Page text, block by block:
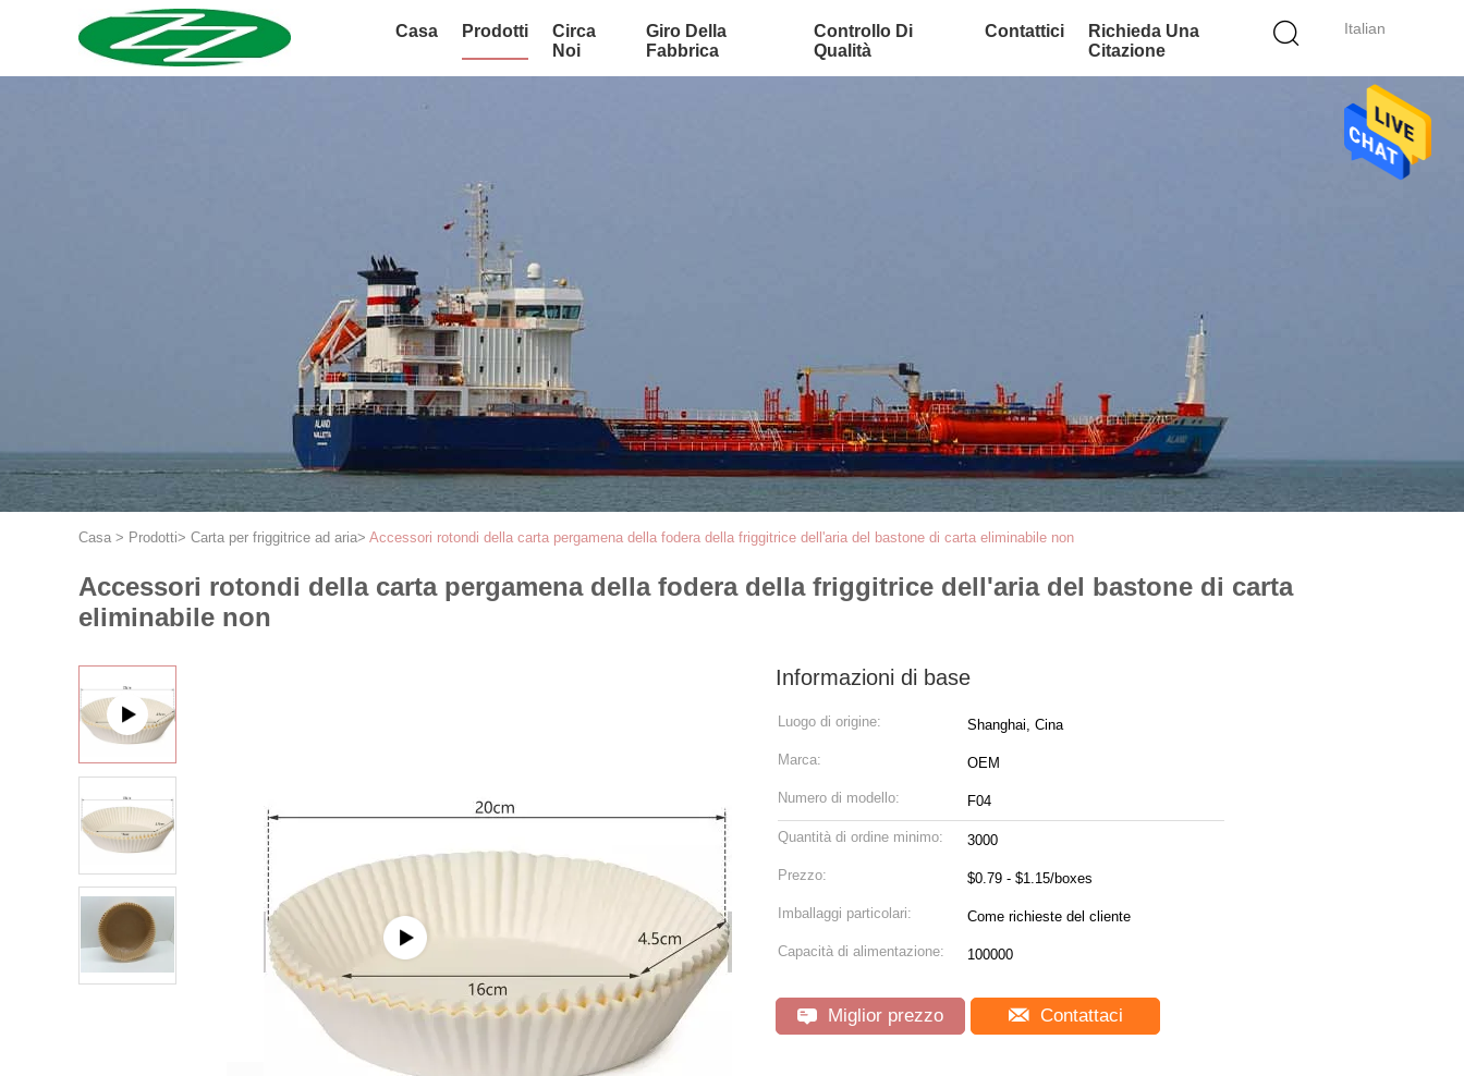
Italian
Casa Prodotti
Circa
Noi
Giro Della
Fabbrica
Controllo Di
Qualità
Contattici
Richieda Una
Citazione
Casa > Prodotti> Carta per friggitrice ad aria> Accessori rotondi della carta pergamena della fodera della friggitrice dell'aria del bastone di carta eliminabile non
Accessori rotondi della carta pergamena della fodera della friggitrice dell'aria del bastone di carta
eliminabile non
Informazioni di base
Luogo di origine: Shanghai, Cina
Marca: OEM
Numero di modello: F04
Quantità di ordine minimo: 3000
Prezzo: $0.79 - $1.15/boxes
Imballaggi particolari: Come richieste del cliente
Capacità di alimentazione: 100000
Miglior prezzo Contattaci